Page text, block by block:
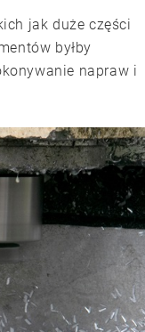
jak duże części
byłby
napraw i